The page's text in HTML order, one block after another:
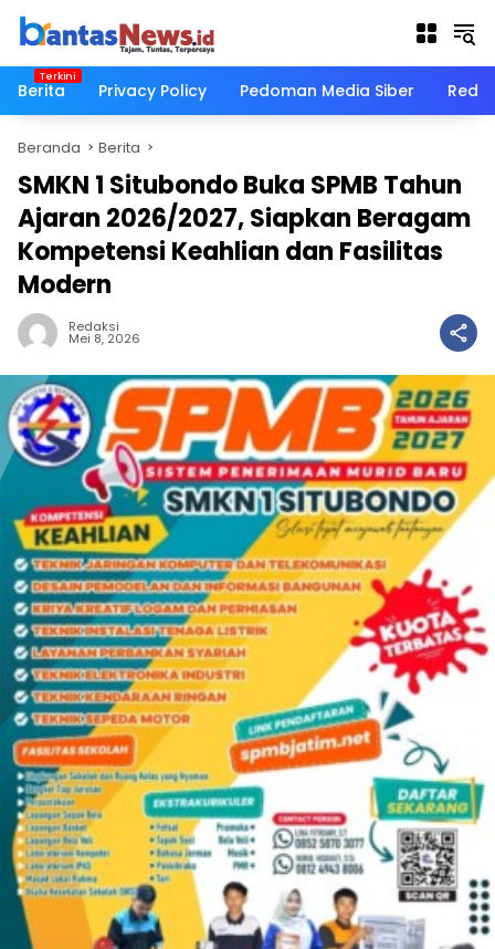
Langsung
Berita
Privacy Policy Pedoman Media Siber
Beranda Berita
SMKN 1 Situbondo Buka SPMB Tahun
Ajaran 2026/2027, Siapkan Beragam
Kompetensi Keahlian dan Fasilitas
Modern
Redaksi
Mei 8, 2026